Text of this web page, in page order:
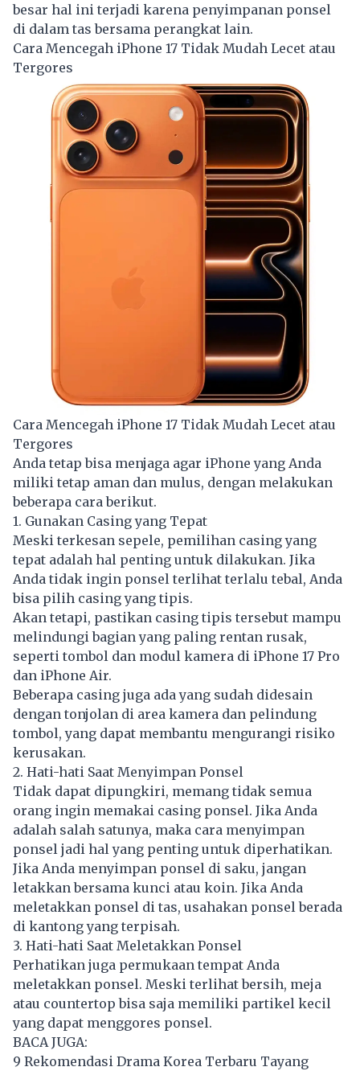
besar hal ini terjadi karena penyimpanan ponsel
di dalam tas bersama perangkat lain.
Cara Mencegah iPhone 17 Tidak Mudah Lecet atau
Tergores
Cara Mencegah iPhone 17 Tidak Mudah Lecet atau
Tergores
Anda tetap bisa menjaga agar iPhone yang Anda
miliki tetap aman dan mulus, dengan melakukan
beberapa cara berikut.
1. Gunakan Casing yang Tepat
Meski terkesan sepele, pemilihan casing yang
tepat adalah hal penting untuk dilakukan. Jika
Anda tidak ingin ponsel terlihat terlalu tebal, Anda
bisa pilih casing yang tipis.
Akan tetapi, pastikan casing tipis tersebut mampu
melindungi bagian yang paling rentan rusak,
seperti tombol dan modul kamera di iPhone 17 Pro
dan iPhone Air.
Beberapa casing juga ada yang sudah didesain
dengan tonjolan di area kamera dan pelindung
tombol, yang dapat membantu mengurangi risiko
kerusakan.
2. Hati-hati Saat Menyimpan Ponsel
Tidak dapat dipungkiri, memang tidak semua
orang ingin memakai casing ponsel. Jika Anda
adalah salah satunya, maka cara menyimpan
ponsel jadi hal yang penting untuk diperhatikan.
Jika Anda menyimpan ponsel di saku, jangan
letakkan bersama kunci atau koin. Jika Anda
meletakkan ponsel di tas, usahakan ponsel berada
di kantong yang terpisah.
3. Hati-hati Saat Meletakkan Ponsel
Perhatikan juga permukaan tempat Anda
meletakkan ponsel. Meski terlihat bersih, meja
atau countertop bisa saja memiliki partikel kecil
yang dapat menggores ponsel.
BACA JUGA:
9 Rekomendasi Drama Korea Terbaru Tayang